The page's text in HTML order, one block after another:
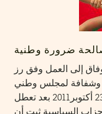
ضرورة وطنية
إلى العمل وفق رز
وشفافة لمجلس وطني
تأسيسي وتاريخها مضبوط ليوم 23 أكتوبر2011 بعد تعطل
السياسية ثبت أن